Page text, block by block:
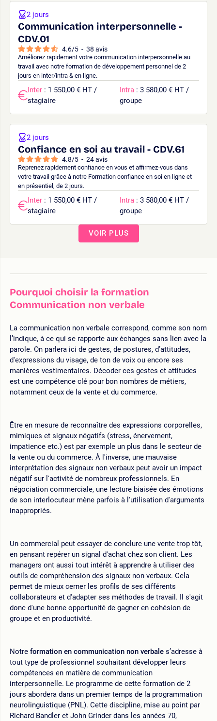
Communication interpersonnelle -
CDV.01
4.6/5 - 38 avis
Améliorez rapidement votre communication interpersonnelle au
travail avec notre formation de développement personnel de 2
jours en inter/intra & en ligne.
2 jours
Inter : 1 550,00 € HT /
stagiaire
Intra : 3 580,00 € HT /
groupe
Confiance en soi au travail - CDV.61
4.8/5 - 24avis
Reprenez rapidement confiance en vous et affirmez-vous dans
votre travail grâce à notre Formation confiance en soi en ligne et
en présentiel, de 2 jours.
2 jours
Inter : 1 550,00 € HT /
stagiaire
Intra : 3 580,00 € HT /
groupe
VOIR PLUS
Pourquoi choisir la formation
Communication non verbale
La communication non verbale correspond, comme son nom
l’indique, à ce qui se rapporte aux échanges sans lien avec la
parole. On parlera ici de gestes, de postures, d’attitudes,
d'expressions du visage, de ton de voix ou encore ses
manières vestimentaires. Décoder ces gestes et attitudes
est une compétence clé pour bon nombres de métiers,
notamment ceux de la vente et du commerce.
Être en mesure de reconnaître des expressions corporelles,
mimiques et signaux négatifs (stress, énervement,
impatience etc.) est par exemple un plus dans le secteur de
la vente ou du commerce. À l'inverse, une mauvaise
interprétation des signaux non verbaux peut avoir un impact
négatif sur l'activité de nombreux professionnels. En
négociation commerciale, une lecture biaisée des émotions
de son interlocuteur mène parfois à l'utilisation d'arguments
inappropriés.
Un commercial peut essayer de conclure une vente trop tôt,
en pensant repérer un signal d'achat chez son client. Les
managers ont aussi tout intérêt à apprendre à utiliser des
outils de compréhension des signaux non verbaux. Cela
permet de mieux cerner les profils de ses différents
collaborateurs et d'adapter ses méthodes de travail. Il s'agit
donc d'une bonne opportunité de gagner en cohésion de
groupe et en productivité.
Notre formation en communication non verbale s’adresse à
tout type de professionnel souhaitant développer leurs
compétences en matière de communication
interpersonnelle. Le programme de cette formation de 2
jours abordera dans un premier temps de la programmation
neurolinguistique (PNL). Cette discipline, mise au point par
Richard Bandler et John Grinder dans les années 70,